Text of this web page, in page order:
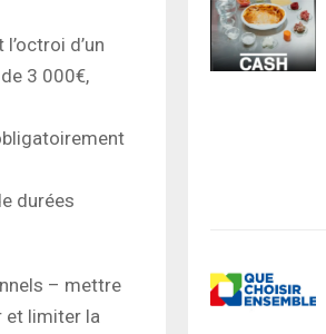
d’un
3 000€,
durées
– mettre
et limiter la